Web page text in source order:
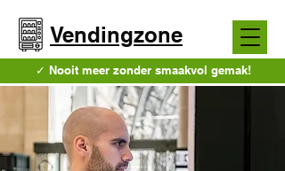
✓ Nooit meer zonder smaakvol gemak!
Vendingzone